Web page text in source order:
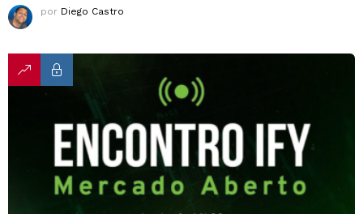
por Diego Castro